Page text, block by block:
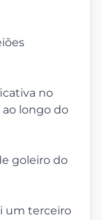
no
longo do
goleiro do
um terceiro